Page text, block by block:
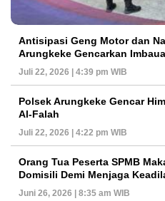
Antisipasi Geng Motor dan
Arungkeke Gencarkan
Juli 22, 2026 | 4:39 pm WIB
Polsek Arungkeke Gencar
Al-Falah
Juli 22, 2026 | 4:22 pm WIB
Orang Tua Peserta SPMB
Domisili Demi Menjaga
Juni 26, 2026 | 8:35 am WIB